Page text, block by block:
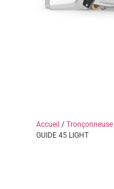
Accueil / Tronçonneuse
GUIDE 45 LIGHT